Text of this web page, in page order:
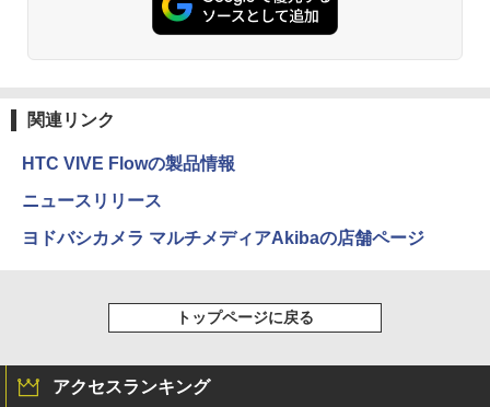
関連リンク
HTC VIVE Flowの製品情報
ニュースリリース
ヨドバシカメラ マルチメディアAkibaの店舗ページ
トップページに戻る
アクセスランキング